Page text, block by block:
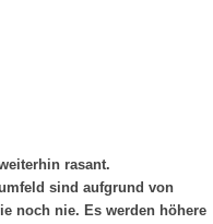
rasant.
sind aufgrund von
noch nie. Es werden höhere